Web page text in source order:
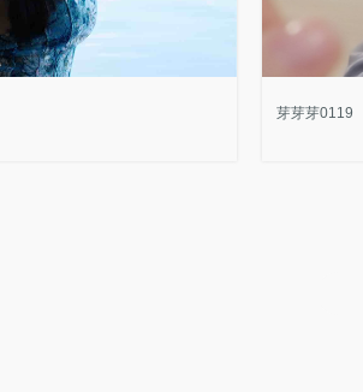
芽芽芽0119